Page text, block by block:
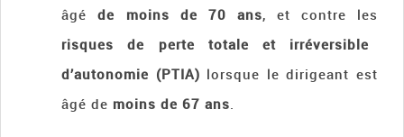
âgéde moins de 70 ans, et contre les
risques de perte totale et irréversible
d’autonomie (PTIA) lorsque le dirigeant est
âgé de moins de 67 ans.